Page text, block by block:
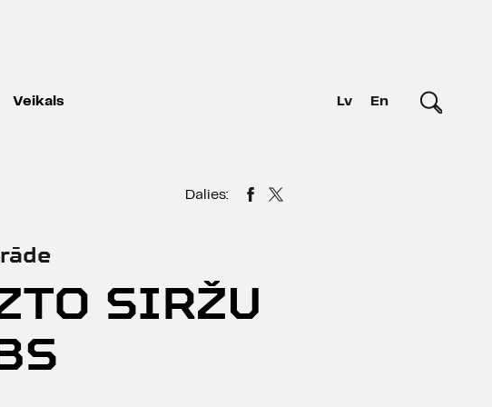
Veikals Lv En
Dalies:
SIRŽU